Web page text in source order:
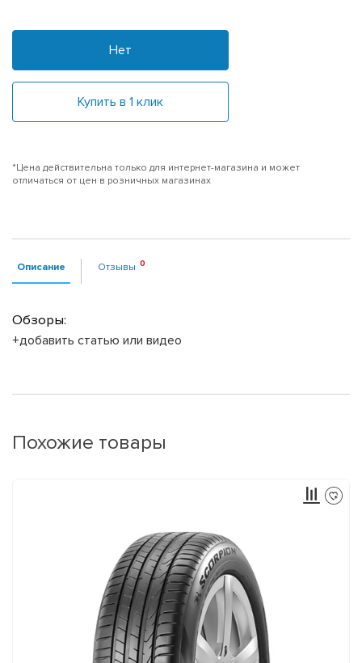
Нет
Купить в 1 клик
*Цена действительна только для интернет-магазина и может
отличаться от цен в розничных магазинах
Описание Отзывы
Обзоры:
+добавить статью или видео
Похожие товары